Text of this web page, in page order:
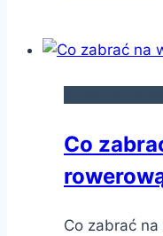
Co
Co zabrać